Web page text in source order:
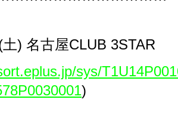
土) 名古屋CLUB 3STAR
sys/
)